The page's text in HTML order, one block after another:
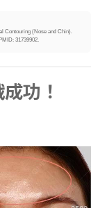
Contouring (Nose and Chin).
31739902.
功！